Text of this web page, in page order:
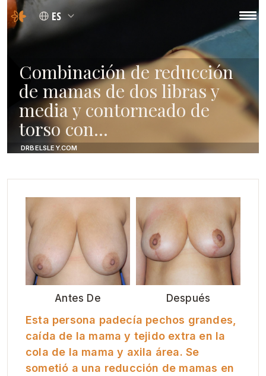
ES
Combinación de reducción
de mamas de dos libras y
media y contorneado de
torso con…
DRBELSLEY.COM
Antes De Después
Esta persona padecía pechos grandes
caída de la mamay tejido extra en la
cola de la mama y axila área. Se
sometió a una reducción de mamas en